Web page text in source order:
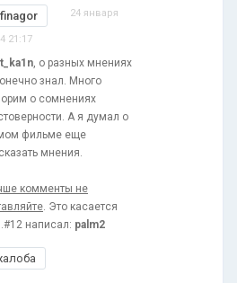
24 января
21:17
, о разных мнениях
знал. Много
о сомнениях
А я думал о
фильме еще
мнения.
комменты не
. Это касается
написал: palm2